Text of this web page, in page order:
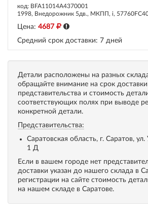
код: BFA11014A4370001
1998, Внедорожник 5дв., МКПП, i,
Цена: 4687
Средний срок доставки: 7 дней
Детали расположены на разных
обращайте внимание на срок
представительства и стоимость
соответствующих полях при выводе
конкретной детали.
Представительства:
Саратовская область, г. Саратов,
1 Д
Если в вашем городе нет
доставки указан до нашего склада в
регистрации на сайте стоимость
на нашем складе в Саратове.